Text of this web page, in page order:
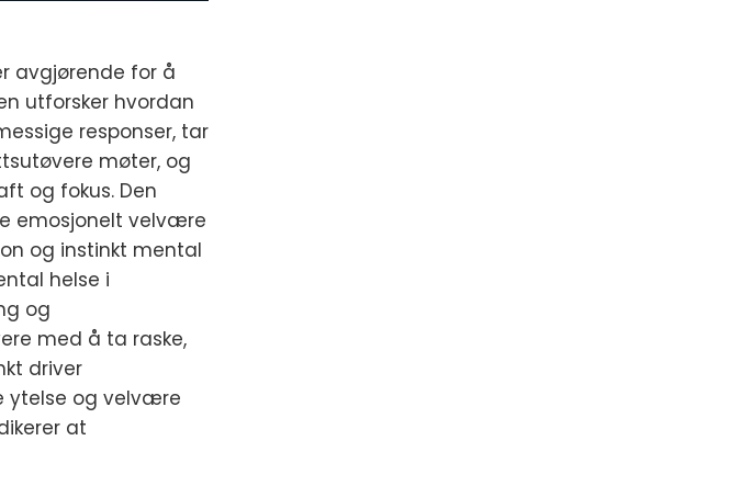
avgjørende for å
utforsker hvordan
responser, tar
møter, og
og fokus. Den
emosjonelt velvære
og instinkt mental
helse i
og
med å ta raske,
driver
ytelse og velvære
at